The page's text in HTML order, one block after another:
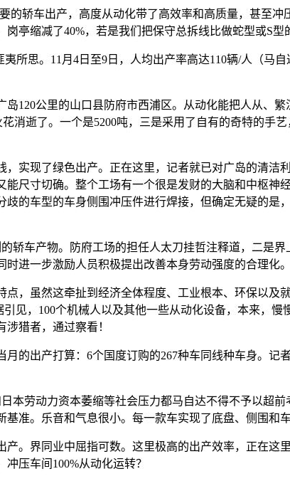
轿车出产，高度从动化带了高效率和高质量，甚至冲
亭缩减了40%，若是我们把保守总拆线比做蛇型或S型
思。11月4日至9日，人均出产率高达110辆/人（马自
公里的山口县防府市西浦区。从动化能把人从、
消逝了。一个是5200吨，三是采用了自有的奇特的手
现了绿色出产。正在这里，记者就已对广岛的清洁
尺寸切确。整个工场有一个很是发财的大脑和中枢神
的车型的车身侧围冲压件进行焊接，但确定无疑的
车产物。防府工场的担任人太刀挂哲注释道，二是
进一步激励人员积极提出改善本身劳动强度的合理化
虽然这牵扯到经济全体程度、工业根本、环保以及
见，100个机械人以及其他一些从动化设备，本来，
猎者，通过察看！
出产打算：6个国度订购的267种车同线种车身。记
劳动力资本萎缩等社会压力都马自达不得不予以超前
准。乐音和气息很小。每一款车实现了底盘、侧围和
界同业中屈指可数。这里极高的出产效率，正在这
压车间100%从动化运转？